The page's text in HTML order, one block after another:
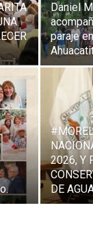
Daniel
paraje
2026, Y
DE